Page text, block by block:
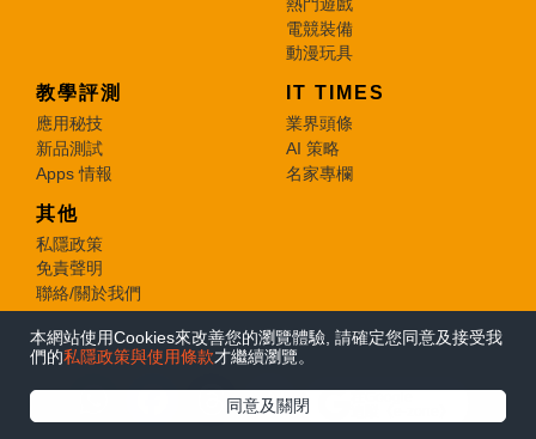
本網站使用Cookies來改善您的瀏覽體驗, 請確定您同意及接受我
們的私隱政策與使用條款才繼續瀏覽。
同意及關閉
電競裝備
動漫玩具
教學評測
應用秘技
新品測試
Apps 情報
IT TIMES
業界頭條
AI 策略
名家專欄
其他
私隱政策
免責聲明
聯絡/關於我們
© 2026 e-zone. All Rights Reserved.